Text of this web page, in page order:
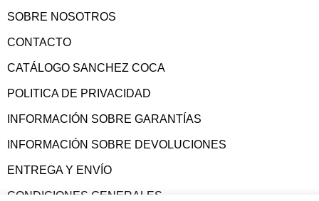
SOBRE NOSOTROS
CONTACTO
CATÁLOGO SANCHEZ COCA
POLITICA DE PRIVACIDAD
INFORMACIÓN SOBRE GARANTÍAS
INFORMACIÓN SOBRE DEVOLUCIONES
ENTREGA Y ENVÍO
CONDICIONES GENERALES